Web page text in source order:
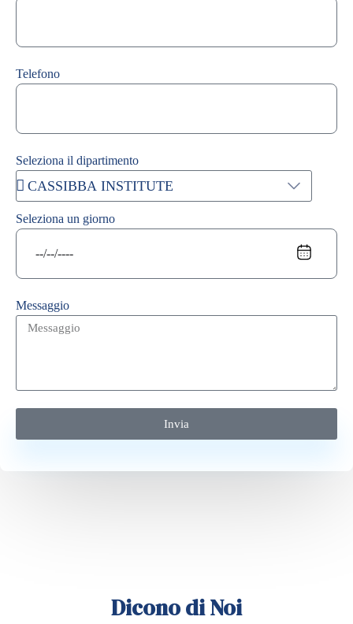
Telefono
Seleziona il dipartimento
Seleziona un giorno
Messaggio
Invia
Dicono di Noi